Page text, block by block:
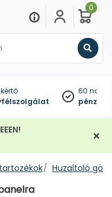
0
60
Huzaltoló